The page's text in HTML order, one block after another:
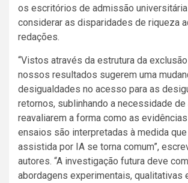
os escritórios de admissão
considerar as disparidades de riqueza
redações.
“Vistos através da estrutura da
nossos resultados sugerem uma
desigualdades no acesso para as
retornos, sublinhando a necessidade
reavaliarem a forma como as
ensaios são interpretadas à medida
assistida por IA se torna comum”,
autores. “A investigação futura deve
abordagens experimentais, qualitativas